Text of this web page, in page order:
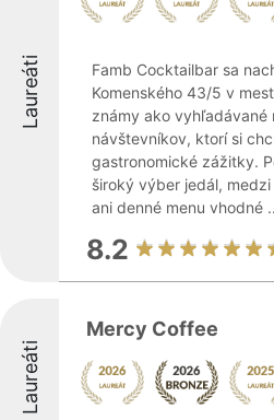
Laureáti
Famb Cocktailbar sa
Komenského 43/5 v
známy ako vyhľadávané
návštevníkov, ktorí si
gastronomické zážitky.
široký výber jedál,
ani denné menu vhodné
8.2
Laureáti
Mercy Coffee